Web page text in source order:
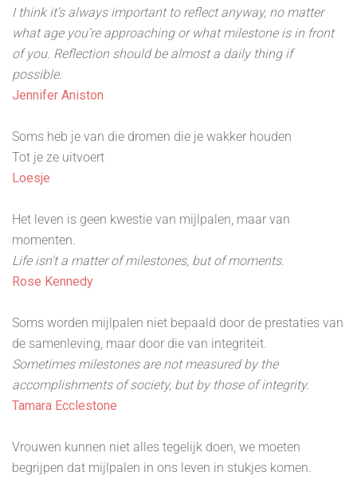
I think it’s always important to reflect anyway, no matter
what age you’re approaching or what milestone is in front
of you. Reflection should be almost a daily thing if
possible.
Jennifer Aniston
Soms heb je van die dromen die je wakker houden
Tot je ze uitvoert
Loesje
Het leven is geen kwestie van mijlpalen, maar van
momenten.
Life isn't a matter of milestones, but of moments.
Rose Kennedy
Soms worden mijlpalen niet bepaald door de prestaties van
de samenleving, maar door die van integriteit.
Sometimes milestones are not measured by the
accomplishments of society, but by those of integrity.
Tamara Ecclestone
Vrouwen kunnen niet alles tegelijk doen, we moeten
begrijpen dat mijlpalen in ons leven in stukjes komen.